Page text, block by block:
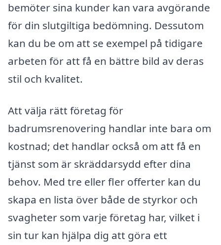
bemöter sina kunder kan vara avgörande
för din slutgiltiga bedömning. Dessutom
kan du be om att se exempel på tidigare
arbeten för att få en bättre bild av deras
stil och kvalitet.
Att välja rätt företag för
badrumsrenovering handlar inte bara om
kostnad; det handlar också om att få en
tjänst som är skräddarsydd efter dina
behov. Med tre eller fler offerter kan du
skapa en lista över både de styrkor och
svagheter som varje företag har, vilket i
sin tur kan hjälpa dig att göra ett